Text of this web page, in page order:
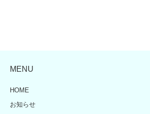
MENU
HOME
お知らせ